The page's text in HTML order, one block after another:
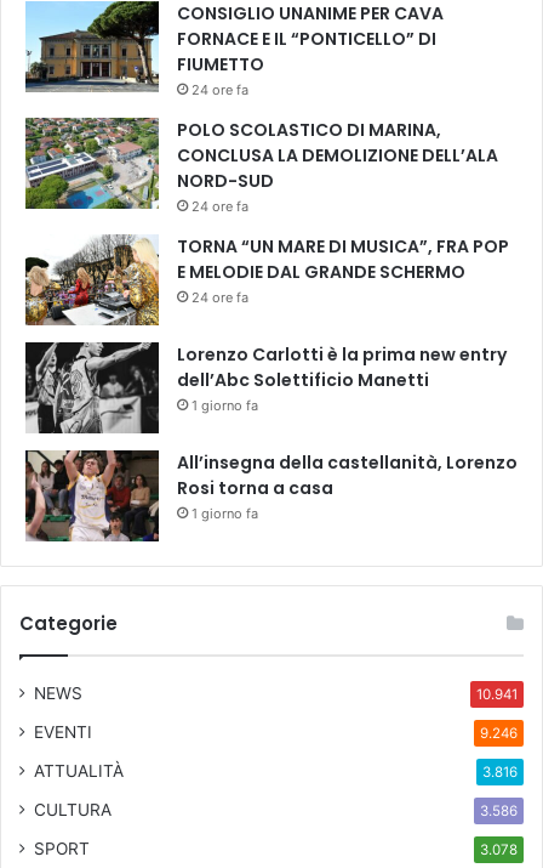
CONSIGLIO UNANIME PER CAVA
FORNACE E IL “PONTICELLO” DI
FIUMETTO
24 ore fa
POLO SCOLASTICO DI MARINA,
CONCLUSA LA DEMOLIZIONE DELL’ALA
NORD-SUD
24 ore fa
TORNA “UN MARE DI MUSICA”, FRA POP
E MELODIE DAL GRANDE SCHERMO
24 ore fa
Lorenzo Carlotti è la prima new entry
dell’Abc Solettificio Manetti
1 giorno fa
All’insegna della castellanità, Lorenzo
Rosi torna a casa
1 giorno fa
Categorie
NEWS 10.941
EVENTI 9.246
ATTUALITÀ 3.816
CULTURA 3.586
SPORT 3.078